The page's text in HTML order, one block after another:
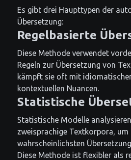
Es gibt drei Haupttypen der
Übersetzung:
Regelbasierte
Diese Methode verwendet
Regeln zur Übersetzung von
kämpft sie oft mit
kontextuellen Nuancen.
Statistische
Statistische Modelle
zweisprachige Textkorpora, um
wahrscheinlichsten
Diese Methode ist flexibler als